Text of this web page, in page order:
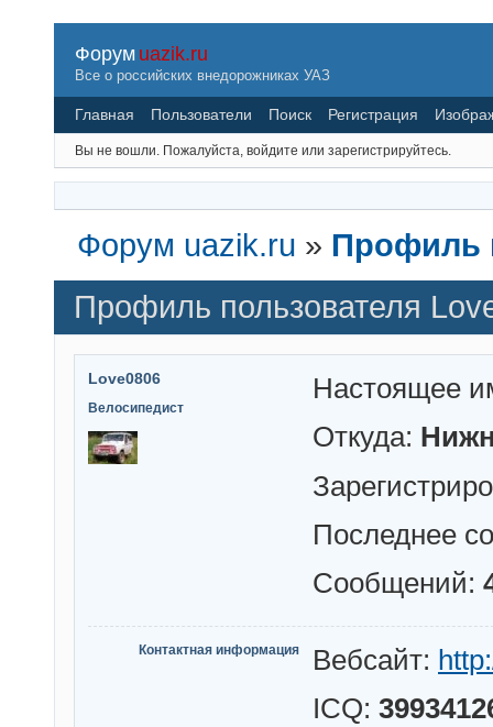
Форум uazik.ru
Все о российских внедорожниках УАЗ
Главная Пользователи Поиск Регистрация
Вы не вошли. Пожалуйста, войдите или зарегистрируйтесь.
Форум uazik.ru » Профиль
Профиль пользователя
Love0806
Велосипедист
Настоящее
Откуда:
Последнее
Сообщений:
Контактная информация Вебсайт:
ICQ: